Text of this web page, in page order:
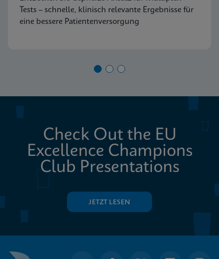
Tests – schnelle, klinisch relevante Ergebnisse für
eine bessere Patientenversorgung
Check Out the EU
Excellence Champions
Club Presentations
JETZT LESEN